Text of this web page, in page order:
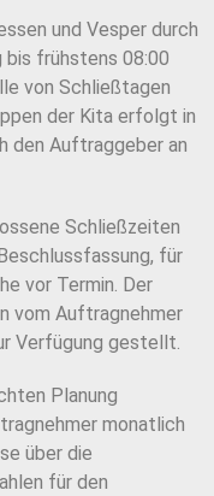
und Vesper durch
bis frühstens 08:00
von Schließtagen
der Kita erfolgt in
den Auftraggeber an
Schließzeiten
für
vor Termin. Der
vom Auftragnehmer
Verfügung gestellt.
Planung
monatlich
über die
für den